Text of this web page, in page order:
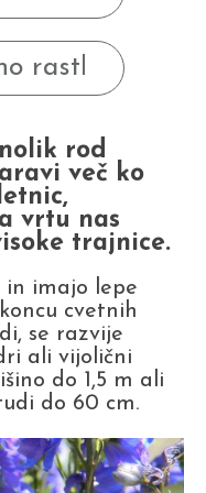
rod
več ko
vrtu nas
trajnice.
in imajo lepe
cvetnih
se razvije
ali vijolični
do 1,5 m ali
do 60 cm.